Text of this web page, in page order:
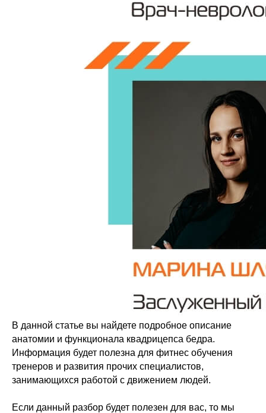
В данной статье вы найдете подробное описание
анатомии и функционала квадрицепса бедра.
Информация будет полезна для фитнес обучения
тренеров и развития прочих специалистов,
занимающихся работой с движением людей.
Если данный разбор будет полезен для вас, то мы